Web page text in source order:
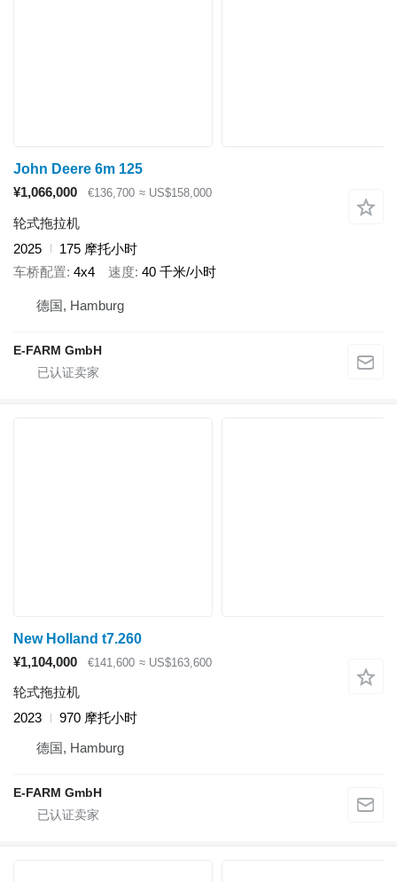
John Deere 6m 125
¥1,066,000
€136,700 ≈ US$158,000
轮式拖拉机
2025
175 摩托小时
车桥配置 4x4 速度 40 千米/小时
德国, Hamburg
E-FARM GmbH
New Holland t7.260
¥1,104,000
€141,600 ≈ US$163,600
轮式拖拉机
2023
970 摩托小时
德国, Hamburg
E-FARM GmbH